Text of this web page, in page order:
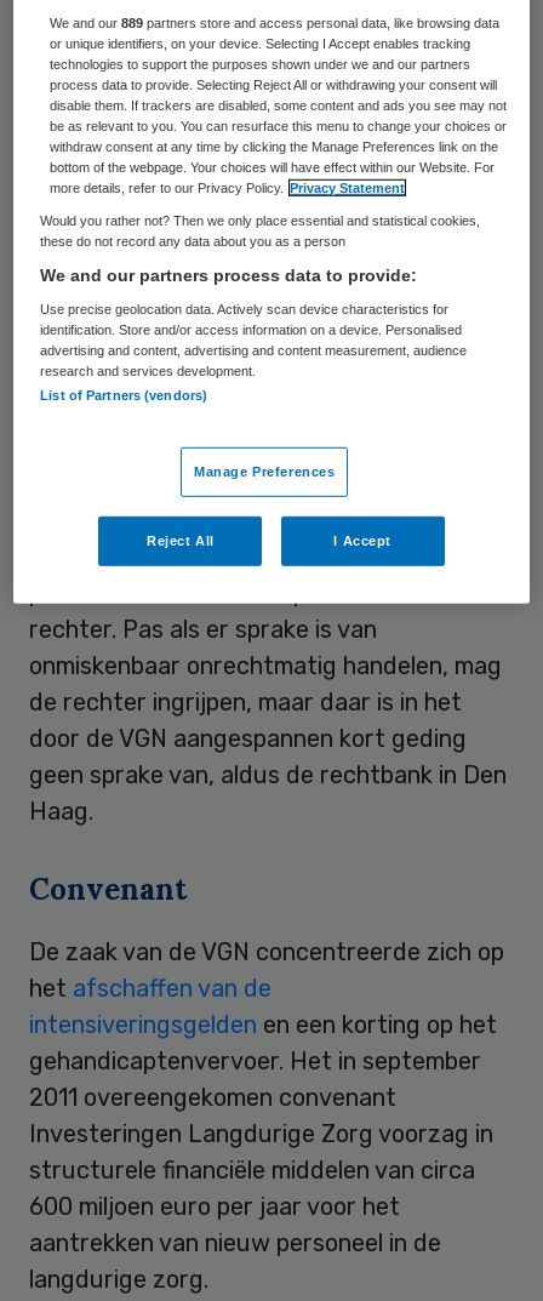
Nederland (VGN) heeft het kort geding
tegen de bezuinigingen in de
gehandicaptenzorg verloren. Volgens de
VGN zijn deze bezuinigingen, zoals
overeengekomen in het Lenteakkoord,
onrechtmatig. De rechtbank in Den Haag
verwierp dinsdag het bezwaar van de VGN.
In grote lijnen stelt de rechter dat de staat
een grote mate van beleidsvrijheid heeft als
het om kostenbeheersing in de zorg gaat,
aangezien het hier een publieke, wettelijk
verankerde taak betreft. Deze taak krijgt in
het licht van de huidige financiële crisis
volgens de rechter extra reliëf. Daarbij is
controle op deze taak volgens de rechter
rechter. Pas als er sprake is van
onmiskenbaar onrechtmatig handelen, mag
de rechter ingrijpen, maar daar is in het
door de VGN aangespannen kort geding
geen sprake van, aldus de rechtbank in Den
Haag.
Convenant
De zaak van de VGN concentreerde zich op
het afschaffen van de
intensiveringsgelden en een korting op het
gehandicaptenvervoer. Het in september
2011 overeengekomen convenant
Investeringen Langdurige Zorg voorzag in
structurele financiële middelen van circa
600 miljoen euro per jaar voor het
aantrekken van nieuw personeel in de
langdurige zorg.
We and our889 partners store and access personal data, like browsing data
or unique identifiers, on your device. Selecting I Accept enables tracking
technologies to support the purposes shown under we and our partners
process data to provide. Selecting Reject All or withdrawing your consent will
disable them. If trackers are disabled, some content and ads you see may not
be as relevant to you. You can resurface this menu to change your choices or
withdraw consent at any time by clicking the Manage Preferences link on the
bottom of the webpage. Your choices will have effect within our Website. For
more details, refer to our Privacy Policy.
Privacy Statement
Would you rather not? Then we only place essential and statistical cookies,
these do not record any data about you as a person
We and our partners process data to provide:
Use precise geolocation data. Actively scan device characteristics for
identification. Store and/or access information on a device. Personalised
advertising and content, advertising and content measurement, audience
research and services development.
List of Partners (vendors)
Manage Preferences
Reject All I Accept